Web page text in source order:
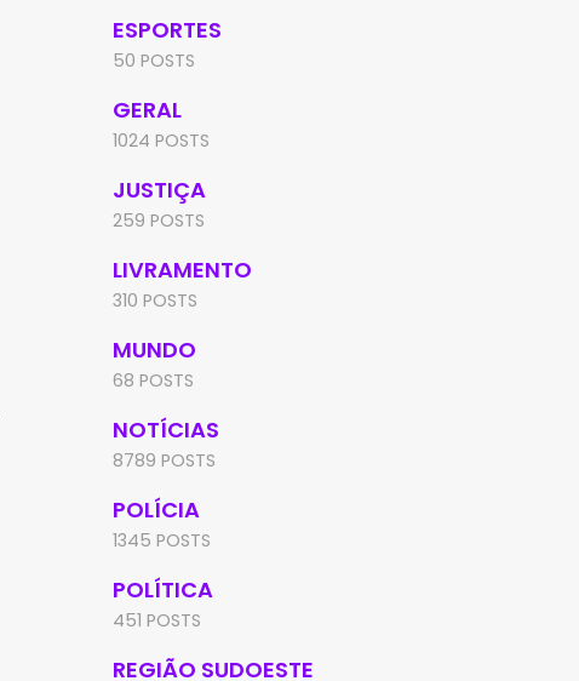
ESPORTES
50 POSTS
GERAL
1024 POSTS
JUSTIÇA
259 POSTS
LIVRAMENTO
310 POSTS
MUNDO
68 POSTS
NOTÍCIAS
8789 POSTS
POLÍCIA
1345 POSTS
POLÍTICA
451 POSTS
REGIÃO SUDOESTE